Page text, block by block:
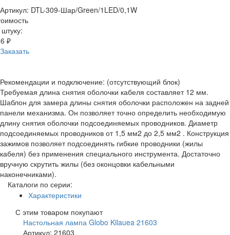
Артикул: DTL-309-Шар/Green/1LED/0,1W
₽
Заказать
Рекомендации и подключение: (отсутствующий блок)
Требуемая длина снятия оболочки кабеля составляет 12 мм.
Шаблон для замера длины снятия оболочки расположен на задней
панели механизма. Он позволяет точно определить необходимую
длину снятия оболочки подсоединяемых проводников. Диаметр
подсоединяемых проводников от 1,5 мм2 до 2,5 мм2 . Конструкция
зажимов позволяет подсоединять гибкие проводники (жилы
кабеля) без применения специального инструмента. Достаточно
вручную скрутить жилы (без оконцовки кабельными
наконечниками).
Каталоги по серии:
Характеристики
С этим товаром покупают
Настольная лампа Globo Kilauea 21603
Артикул: 21603